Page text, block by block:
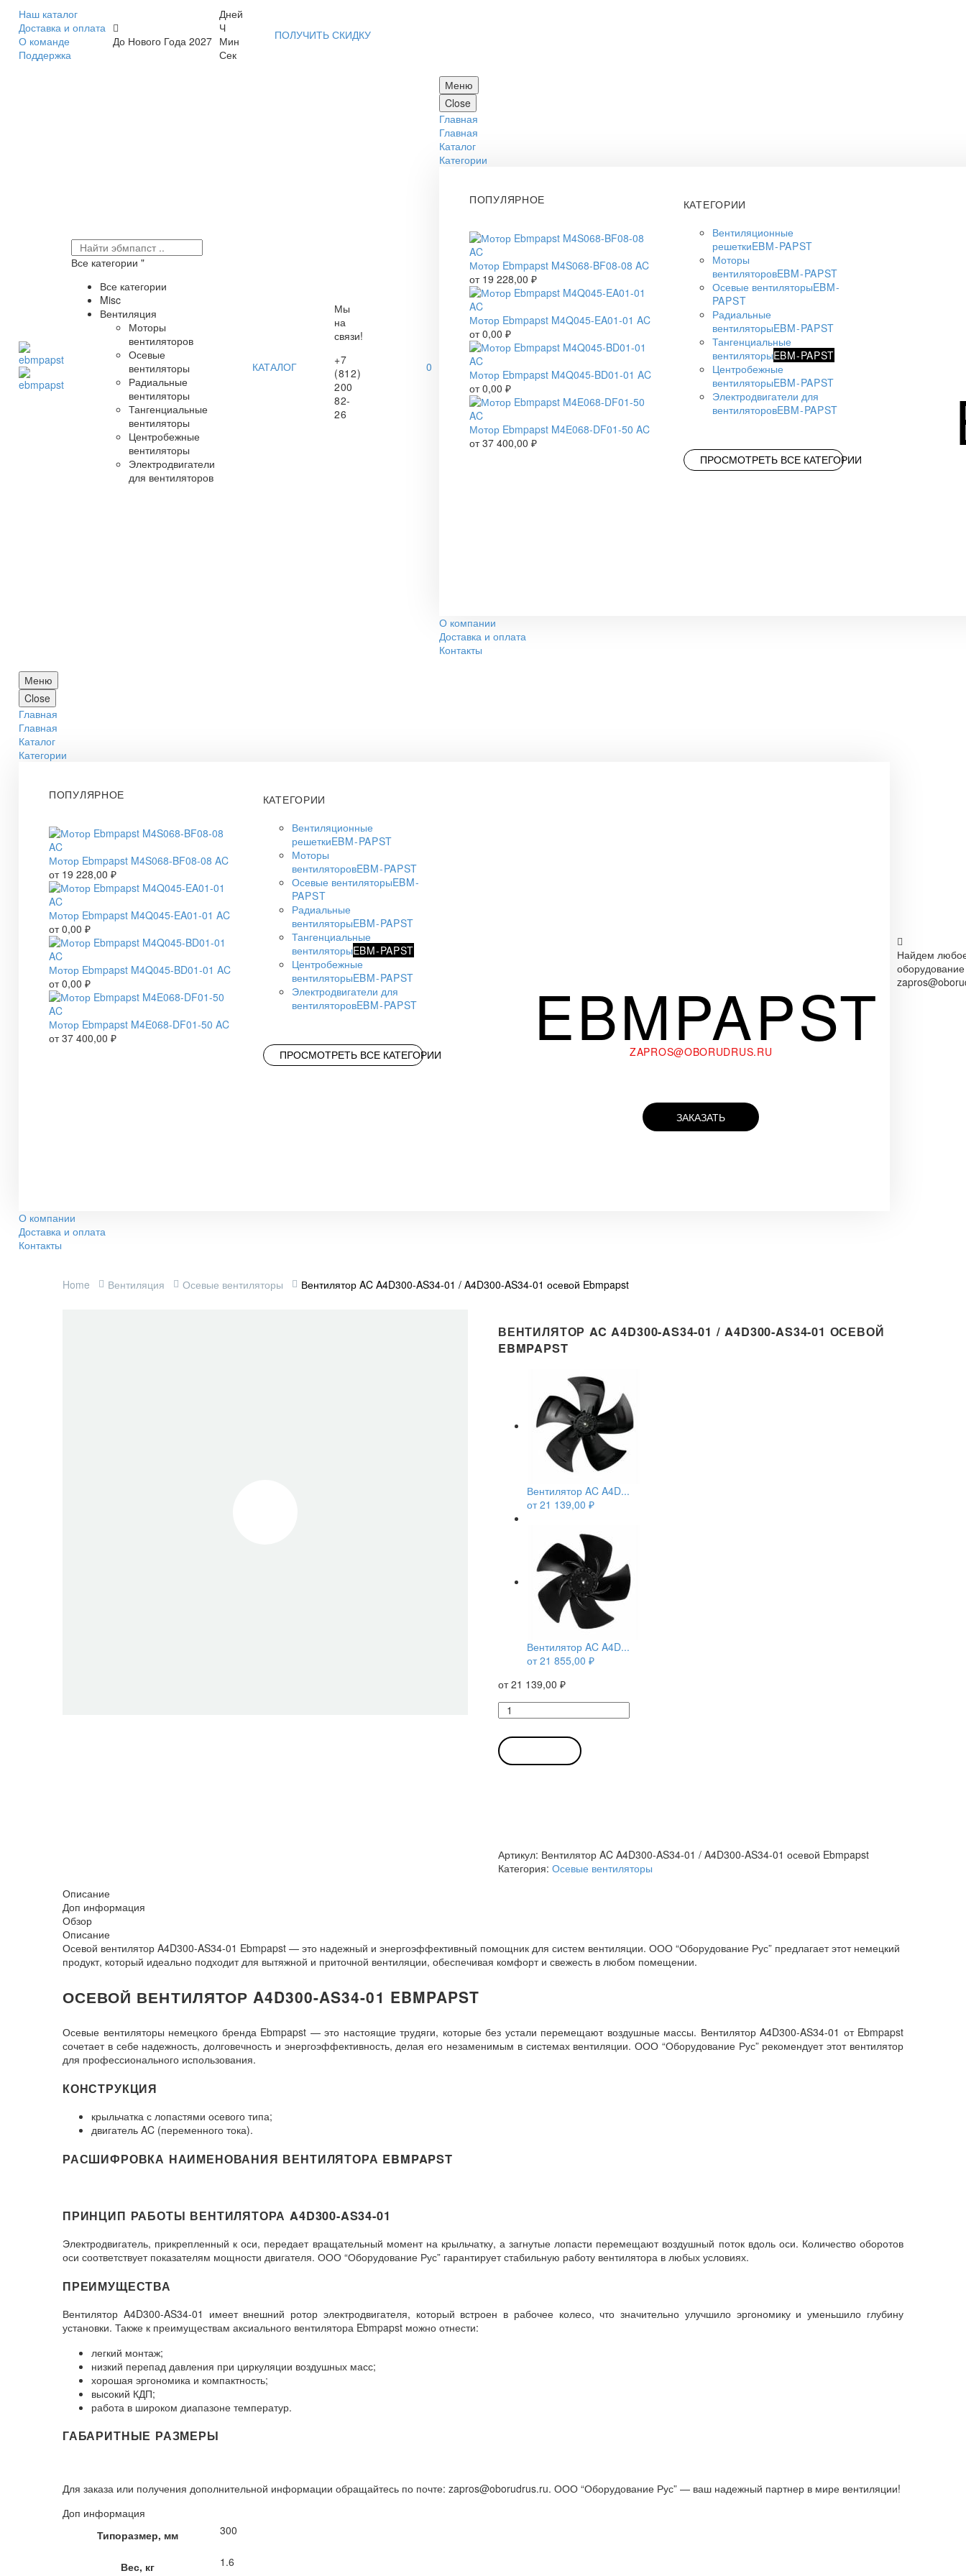
Наш каталог
Доставка и оплата
О команде
Поддержка
До Нового Года 2027
Дней
Ч
Мин
Сек
ПОЛУЧИТЬ СКИДКУ
Все категории
Все категории
Misc
Вентиляция
Моторы
вентиляторов
Осевые
вентиляторы
Радиальные
вентиляторы
Тангенциальные
вентиляторы
Центробежные
вентиляторы
Электродвигатели
для вентиляторов
КАТАЛОГ
Мы
на
связи!
+7
(812)
200
82-
26
0
Меню
Close
Главная
Главная
Каталог
Категории
ПОПУЛЯРНОЕ
Мотор Ebmpapst M4S068-BF08-08 AC
от 19 228,00 ₽
Мотор Ebmpapst M4Q045-EA01-01 AC
от0,00 ₽
Мотор Ebmpapst M4Q045-BD01-01 AC
от0,00 ₽
Мотор Ebmpapst M4E068-DF01-50 AC
от37 400,00 ₽
КАТЕГОРИИ
Вентиляционные
решеткиEBM-PAPST
Моторы
вентиляторовEBM-PAPST
Осевые вентиляторыEBM-
PAPST
Радиальные
вентиляторыEBM-PAPST
Тангенциальные
вентиляторыEBM-PAPST
Центробежные
вентиляторыEBM-PAPST
Электродвигатели для
вентиляторовEBM-PAPST
ПРОСМОТРЕТЬ ВСЕ КАТЕГОРИИ
О компании
Доставка и оплата
Контакты
Меню
Close
Главная
Главная
Каталог
Категории
ПОПУЛЯРНОЕ
Мотор Ebmpapst M4S068-BF08-08 AC
от 19 228,00 ₽
Мотор Ebmpapst M4Q045-EA01-01 AC
от0,00 ₽
Мотор Ebmpapst M4Q045-BD01-01 AC
от0,00 ₽
Мотор Ebmpapst M4E068-DF01-50 AC
от37 400,00 ₽
КАТЕГОРИИ
Вентиляционные
решеткиEBM-PAPST
Моторы
вентиляторовEBM-PAPST
Осевые вентиляторыEBM-
PAPST
Радиальные
вентиляторыEBM-PAPST
Тангенциальные
вентиляторыEBM-PAPST
Центробежные
вентиляторыEBM-PAPST
Электродвигатели для
вентиляторовEBM-PAPST
ПРОСМОТРЕТЬ ВСЕ КАТЕГОРИИ EBMPAPST
ZAPROS@OBORUDRUS.RU
ЗАКАЗАТЬ
О компании
Доставка и оплата
Контакты
Найдем
оборудование
Home Вентиляция Осевые вентиляторы Вентилятор AC A4D300-AS34-01 / A4D300-AS34-01 осевой Ebmpapst
ВЕНТИЛЯТОР AC A4D300-AS34-01 / A4D300-AS34-01 ОСЕВОЙ
EBMPAPST
Вентилятор AC A4D...
от21 139,00 ₽
Вентилятор AC A4D...
от21 855,00 ₽
от21 139,00 ₽
Количество
товара
Вентилятор
AC
A4D300-
осевой
Ebmpapst
Артикул: Вентилятор AC A4D300-AS34-01 / A4D300-AS34-01 осевой Ebmpapst
Категория: Осевые вентиляторы
Описание
Доп информация
Обзор
Описание
Осевой вентилятор A4D300-AS34-01 Ebmpapst — это надежный и энергоэффективный помощник для систем вентиляции. ООО “Оборудование Рус” предлагает этот немецкий
продукт, который идеально подходит для вытяжной и приточной вентиляции, обеспечивая комфорт и свежесть в любом помещении.
ОСЕВОЙ ВЕНТИЛЯТОР A4D300-AS34-01 EBMPAPST
Осевые вентиляторы немецкого бренда Ebmpapst — это настоящие трудяги, которые без устали перемещают воздушные массы. Вентилятор A4D300-AS34-01 от Ebmpapst
сочетает в себе надежность, долговечность и энергоэффективность, делая его незаменимым в системах вентиляции. ООО “Оборудование Рус” рекомендует этот вентилятор
для профессионального использования.
КОНСТРУКЦИЯ
крыльчатка с лопастями осевого типа;
двигатель AC (переменного тока).
РАСШИФРОВКА НАИМЕНОВАНИЯ ВЕНТИЛЯТОРА EBMPAPST
ПРИНЦИП РАБОТЫ ВЕНТИЛЯТОРА A4D300-AS34-01
Электродвигатель, прикрепленный к оси, передает вращательный момент на крыльчатку, а загнутые лопасти перемещают воздушный поток вдоль оси. Количество оборотов
оси соответствует показателям мощности двигателя. ООО “Оборудование Рус” гарантирует стабильную работу вентилятора в любых условиях.
ПРЕИМУЩЕСТВА
Вентилятор A4D300-AS34-01 имеет внешний ротор электродвигателя, который встроен в рабочее колесо, что значительно улучшило эргономику и уменьшило глубину
установки. Также к преимуществам аксиального вентилятора Ebmpapst можно отнести:
легкий монтаж;
низкий перепад давления при циркуляции воздушных масс;
хорошая эргономика и компактность;
высокий КДП;
работа в широком диапазоне температур.
ГАБАРИТНЫЕ РАЗМЕРЫ
Для заказа или получения дополнительной информации обращайтесь по почте: zapros@oborudrus.ru. ООО “Оборудование Рус” — ваш надежный партнер в мире вентиляции!
Доп информация
Типоразмер, мм
300
Вес, кг 1.6